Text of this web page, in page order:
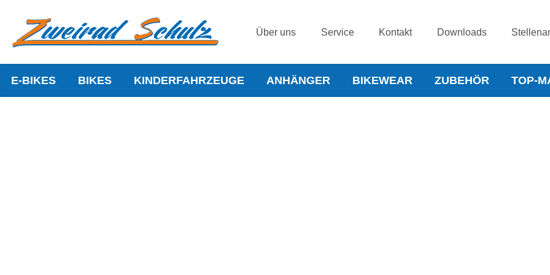
Über uns Service Kontakt Downloads
E-BIKES BIKES KINDERFAHRZEUGE ANHÄNGER BIKEWEAR ZUBEHÖR TOP-